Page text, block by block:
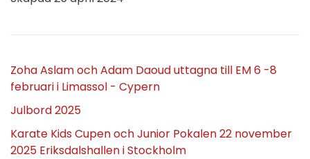
Zoha Aslam och Adam Daoud uttagna till EM 6 -8
februari i Limassol - Cypern
Julbord 2025
Karate Kids Cupen och Junior Pokalen 22 november
2025 Eriksdalshallen i Stockholm